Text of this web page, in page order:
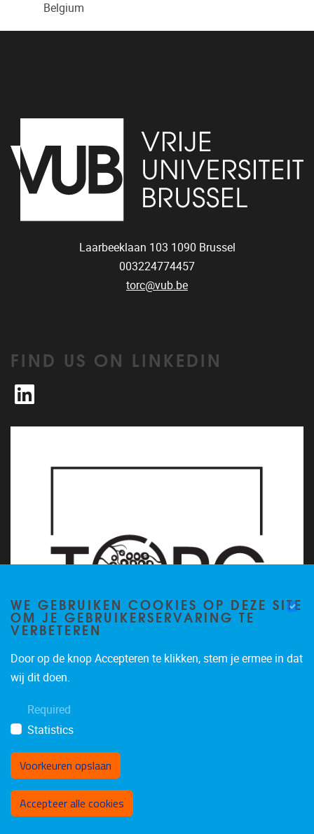
Belgium
Laarbeeklaan 103 1090 Brussel
003224774457
torc@vub.be
FIND US ON LINKEDIN
LinkedIn
Privacy policy
WE GEBRUIKEN COOKIES OP DEZE SITE
OM JE GEBRUIKERSERVARING TE
VERBETEREN
Door op de knop Accepteren te klikken, stem je ermee in dat
wij dit doen.
Required
Statistics
Voorkeuren opslaan
Accepteer alle cookies